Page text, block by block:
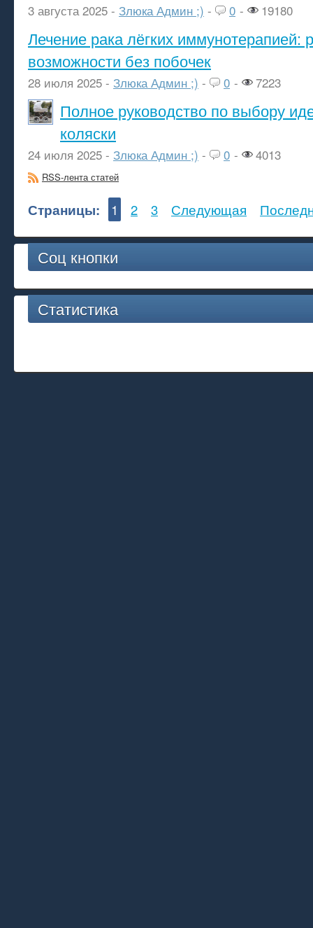
3 августа 2025 - Злюка Админ ;) - 0 - 19180
Лечение рака лёгких иммунотерапией:
возможности без побочек
28 июля 2025 - Злюка Админ ;) - 0 - 7223
Полное руководство по выбору
коляски
24 июля 2025 - Злюка Админ ;) - 0 - 4013
RSS-лента статей
Страницы: 1 2 3 Следующая
Соц кнопки
Статистика